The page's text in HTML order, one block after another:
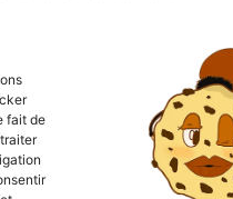
fait de